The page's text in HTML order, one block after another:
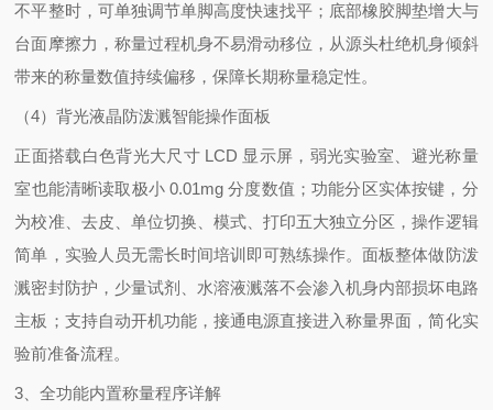
不平整时，可单独调节单脚高度快速找平；底部橡胶脚垫增大与
台面摩擦力，称量过程机身不易滑动移位，从源头杜绝机身倾斜
带来的称量数值持续偏移，保障长期称量稳定性。
（4）背光液晶防泼溅智能操作面板
正面搭载白色背光大尺寸 LCD 显示屏，弱光实验室、避光称量
室也能清晰读取极小 0.01mg 分度数值；功能分区实体按键，分
为校准、去皮、单位切换、模式、打印五大独立分区，操作逻辑
简单，实验人员无需长时间培训即可熟练操作。面板整体做防泼
溅密封防护，少量试剂、水溶液溅落不会渗入机身内部损坏电路
主板；支持自动开机功能，接通电源直接进入称量界面，简化实
验前准备流程。
3、全功能内置称量程序详解